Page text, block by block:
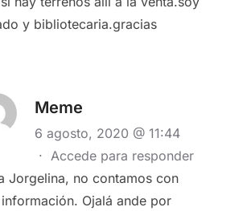
y bibliotecaria.gracias
Meme
6 agosto, 2020 @ 11:44
· Accede para responder
Jorgelina, no contamos con
Ojalá ande por